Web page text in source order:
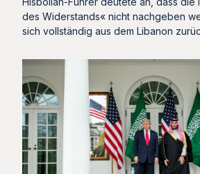
des Widerstands« nicht nachgeben
sich vollständig aus dem Libanon